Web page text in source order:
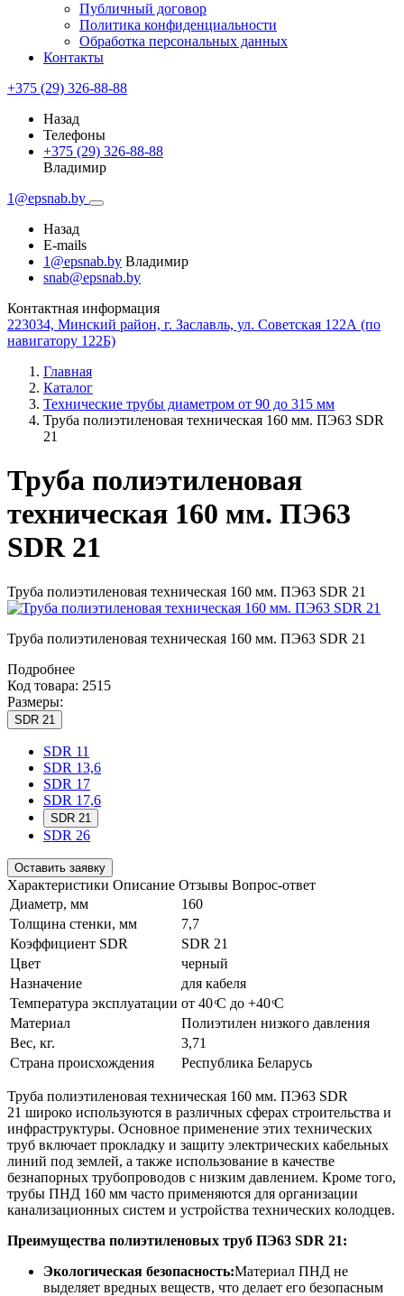
Публичный договор
Политика конфиденциальности
Обработка персональных данных
Контакты
+375 (29) 326-88-88
Назад
Телефоны
+375 (29) 326-88-88
Владимир
1@epsnab.by
Назад
E-mails
1@epsnab.by Владимир
snab@epsnab.by
Контактная информация
223034, Минский район, г. Заславль, ул. Советская 122А (по
навигатору 122Б)
Главная
Каталог
Технические трубы диаметром от 90 до 315 мм
Труба полиэтиленовая техническая 160 мм. ПЭ63 SDR
21
Труба полиэтиленовая
техническая 160 мм. ПЭ63
SDR 21
Труба полиэтиленовая техническая 160 мм. ПЭ63 SDR 21
Труба полиэтиленовая техническая 160 мм. ПЭ63 SDR 21
Подробнее
Код товара: 2515
Размеры:
SDR 21
SDR 11
SDR 13,6
SDR 17
SDR 17,6
SDR 21
SDR 26
Оставить заявку
Характеристики Описание Отзывы Вопрос-ответ
Диаметр, мм
160
Толщина стенки, мм
7,7
Коэффициент SDR
SDR 21
Цвет
черный
Назначение
для кабеля
Температура эксплуатации от 40 ͦС до +40 ͦС
Материал
Полиэтилен низкого давления
Вес, кг.
3,71
Страна происхождения
Республика Беларусь
Труба полиэтиленовая техническая 160 мм. ПЭ63 SDR
21 широко используются в различных сферах строительства и
инфраструктуры. Основное применение этих технических
труб включает прокладку и защиту электрических кабельных
линий под землей, а также использование в качестве
безнапорных трубопроводов с низким давлением. Кроме того,
трубы ПНД 160 мм часто применяются для организации
канализационных систем и устройства технических колодцев.
Преимущества полиэтиленовых труб ПЭ63 SDR 21:
Экологическая безопасность:Материал ПНД не
выделяет вредных веществ, что делает его безопасным